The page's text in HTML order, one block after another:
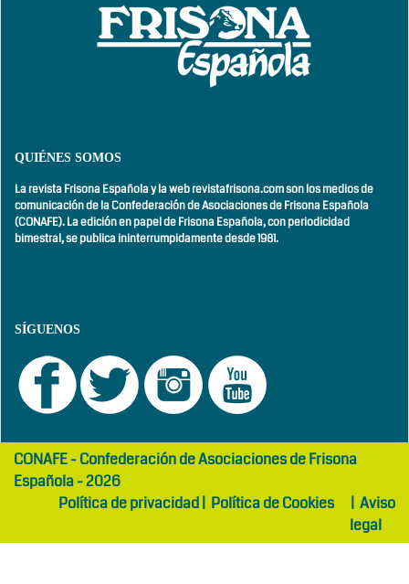
QUIÉNES SOMOS
La revista Frisona Española y la web revistafrisona.com son los medios de
comunicación de la Confederación de Asociaciones de Frisona Española
(CONAFE). La edición en papel de Frisona Española, conperiodicidad
bimestral,se publica ininterrumpidamente desde 1981.
SÍGUENOS
girls
abaya
maltepe
otelCONAFE - Confederación de Asociaciones de Frisona
Española - 2026
Política de privacidad| Política de Cookies | Aviso
legal